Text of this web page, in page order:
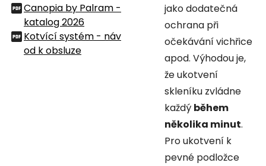
Canopia by Palram -
katalog 2026
Kotvící systém - náv
od k obsluze
jako dodatečná
ochrana při
očekávání vichřice
apod. Výhodou je,
že ukotvení
skleníku zvládne
každý během
několika minut.
Pro ukotvení k
pevné podložce